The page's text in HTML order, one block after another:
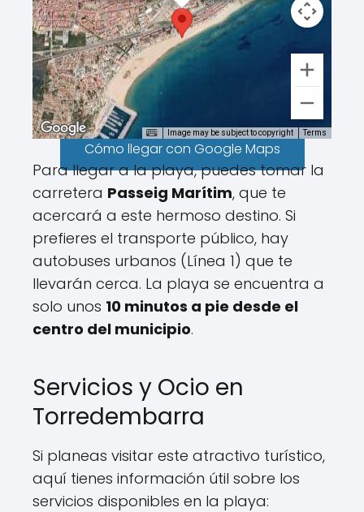
Image may be subject to copyright Terms
Cómo llegar con Google Maps
Para llegar a la playa, puedes tomar la
carretera Passeig Marítim, que te
acercará a este hermoso destino. Si
prefieres el transporte público, hay
autobuses urbanos (Línea 1) que te
llevarán cerca. La playa se encuentra a
solo unos 10 minutos a pie desde el
centro del municipio.
Servicios y Ocio en
Torredembarra
Si planeas visitar este atractivo turístico,
aquí tienes información útil sobre los
servicios disponibles en la playa: